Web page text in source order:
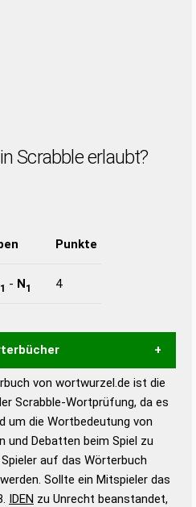
Scrabble erlaubt?
Punkte
1 - N1 4
eines semantischen
gute Anhaltspunkte zu
und Wortform, um die
das Scrabble-Spiel zu
Turnier Scrabble-
von wortwurzel.de ist die
Scrabble-Wortprüfung, da es
um die Wortbedeutung von
und Debatten beim Spiel zu
auf das Wörterbuch
Sollte ein Mitspieler das
IDEN zu Unrecht beanstandet,